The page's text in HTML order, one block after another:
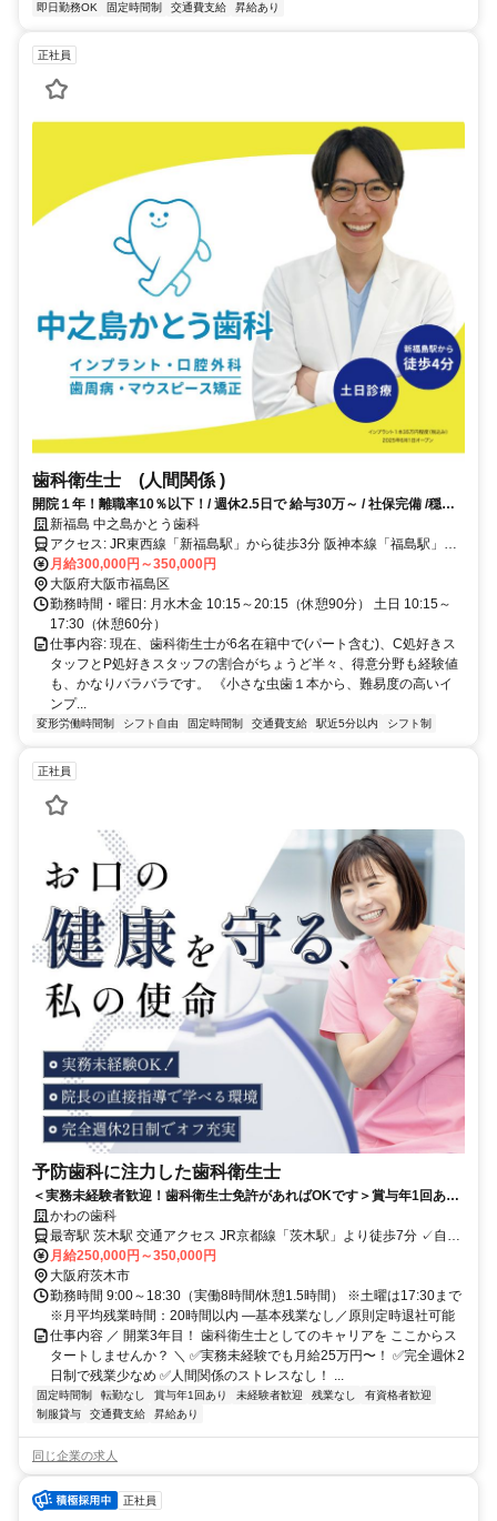
即日勤務OK 固定時間制 交通費支給 昇給あり
正社員
歯科衛生士 (人間関係 )
開院１年！離職率10％以下！/ 週休2.5日で 給与30万～ / 社保完備 /穏や
かな患者さん層で、やりがいのあるクリニック！
新福島 中之島かとう歯科
アクセス: JR東西線「新福島駅」から徒歩3分 阪神本線「福島駅」か
ら徒歩3分 京阪中之島線「中之島駅」から徒歩3分 JR大阪環状線「福
島駅」から徒歩9分
月給300,000円～350,000円
大阪府大阪市福島区
勤務時間・曜日: 月水木金 10:15～20:15（休憩90分） 土日 10:15～
17:30（休憩60分）
仕事内容: 現在、歯科衛生士が6名在籍中で(パート含む)、C処好きス
タッフとP処好きスタッフの割合がちょうど半々、得意分野も経験値
も、かなりバラバラです。 《小さな虫歯１本から、難易度の高いイ
ンプ...
変形労働時間制 シフト自由 固定時間制 交通費支給 駅近5分以内 シフト制
正社員
予防歯科に注力した歯科衛生士
＜実務未経験者歓迎！歯科衛生士免許があればOKです＞賞与年1回あり
／完全週休2日制
かわの歯科
最寄駅 茨木駅 交通アクセス JR京都線「茨木駅」より徒歩7分 ✓自転
車・バイク通勤OK
月給250,000円～350,000円
大阪府茨木市
勤務時間 9:00～18:30（実働8時間/休憩1.5時間） ※土曜は17:30まで
※月平均残業時間：20時間以内 ―基本残業なし／原則定時退社可能
仕事内容 ／ 開業3年目！ 歯科衛生士としてのキャリアを ここからス
タートしませんか？ ＼ ✅実務未経験でも月給25万円〜！ ✅完全週休2
日制で残業少なめ ✅人間関係のストレスなし！ ...
固定時間制 転勤なし 賞与年1回あり 未経験者歓迎 残業なし
有資格者歓迎
制服貸与
交通費支給 昇給あり
同じ企業の求人
正社員